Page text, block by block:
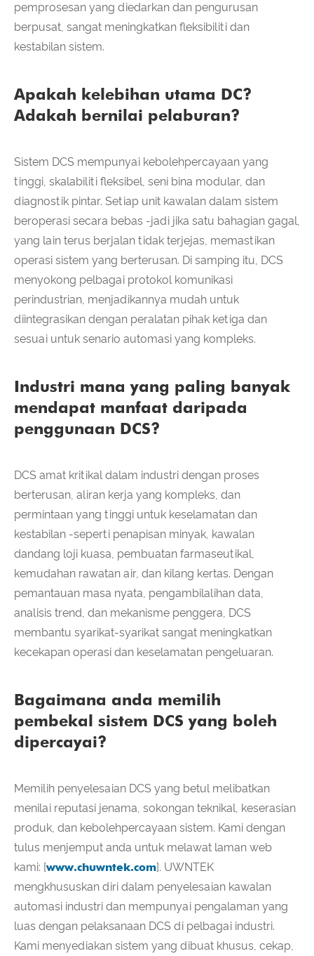
pemprosesan yang diedarkan dan pengurusan
berpusat, sangat meningkatkan fleksibiliti dan
kestabilan sistem.
Apakah kelebihan utama DC?
Adakah bernilai pelaburan?
Sistem DCS mempunyai kebolehpercayaan yang
tinggi, skalabiliti fleksibel, seni bina modular, dan
diagnostik pintar. Setiap unit kawalan dalam sistem
beroperasi secara bebas -jadi jika satu bahagian gagal,
yang lain terus berjalan tidak terjejas, memastikan
operasi sistem yang berterusan. Di samping itu, DCS
menyokong pelbagai protokol komunikasi
perindustrian, menjadikannya mudah untuk
diintegrasikan dengan peralatan pihak ketiga dan
sesuai untuk senario automasi yang kompleks.
Industri mana yang paling banyak
mendapat manfaat daripada
penggunaan DCS?
DCS amat kritikal dalam industri dengan proses
berterusan, aliran kerja yang kompleks, dan
permintaan yang tinggi untuk keselamatan dan
kestabilan -seperti penapisan minyak, kawalan
dandang loji kuasa, pembuatan farmaseutikal,
kemudahan rawatan air, dan kilang kertas. Dengan
pemantauan masa nyata, pengambilalihan data,
analisis trend, dan mekanisme penggera, DCS
membantu syarikat-syarikat sangat meningkatkan
kecekapan operasi dan keselamatan pengeluaran.
Bagaimana anda memilih
pembekal sistem DCS yang boleh
dipercayai?
Memilih penyelesaian DCS yang betul melibatkan
menilai reputasi jenama, sokongan teknikal, keserasian
produk, dan kebolehpercayaan sistem. Kami dengan
tulus menjemput anda untuk melawat laman web
kami: [www.chuwntek.com]. UWNTEK
mengkhususkan diri dalam penyelesaian kawalan
automasi industri dan mempunyai pengalaman yang
luas dengan pelaksanaan DCS di pelbagai industri.
Kami menyediakan sistem yang dibuat khusus, cekap,